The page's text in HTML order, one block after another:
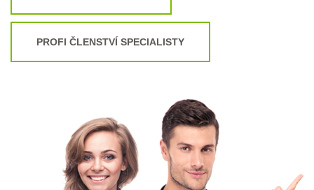
PROFI ČLENSTVÍ SPECIALISTY